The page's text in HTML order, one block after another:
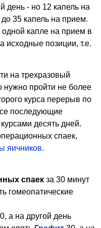
день - но 12 капель на
35 капель на прием.
капле на прием в
исходные позиции, т.е.
на трехразовый
пройти не более
курса перерыв по
последующие
десять дней.
спаек,
яичников.
спаек за 30 минут
гомеопатические
а на другой день